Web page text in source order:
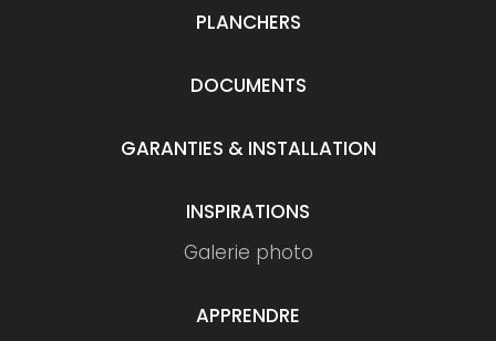
PLANCHERS
DOCUMENTS
GARANTIES & INSTALLATION
INSPIRATIONS
Galerie photo
APPRENDRE